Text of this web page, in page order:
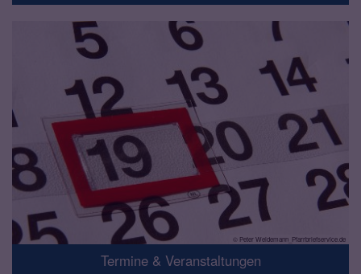
© Peter Weidemann_Pfarrbriefservice.de
Termine & Veranstaltungen